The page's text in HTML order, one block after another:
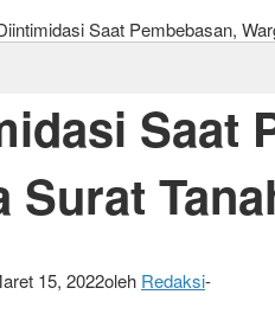
Saat Pembebasan,
Saat
Surat
15, 2022oleh Redaksi-